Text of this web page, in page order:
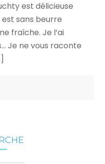
est délicieuse
sans beurre
fraîche. Je l’ai
Je ne vous raconte